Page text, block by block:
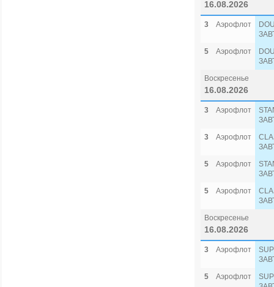
16.08.2026
3 Аэрофлот
5
Аэрофлот
Воскресенье
16.08.2026
3 Аэрофлот
3
Аэрофлот
5
Аэрофлот
5
Аэрофлот
Воскресенье
16.08.2026
3 Аэрофлот
5
Аэрофлот